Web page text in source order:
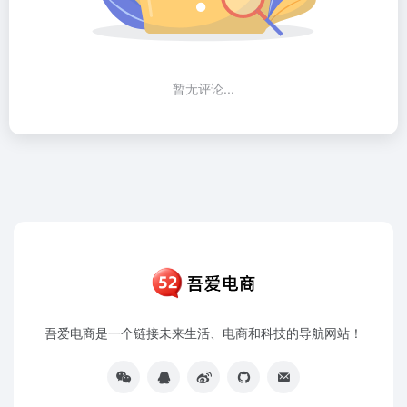
暂无评论...
吾爱电商是一个链接未来生活、电商和科技的导航网站！